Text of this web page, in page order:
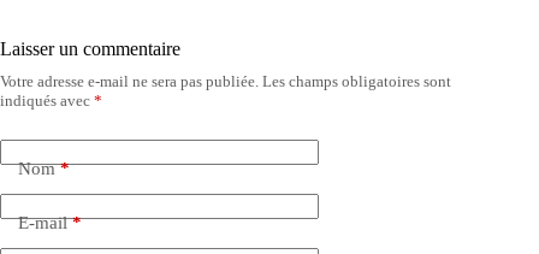
Laisser un commentaire
Votre adresse e-mail ne sera pas publiée. Les champs obligatoires sont
indiqués avec *
Nom*
E-mail*